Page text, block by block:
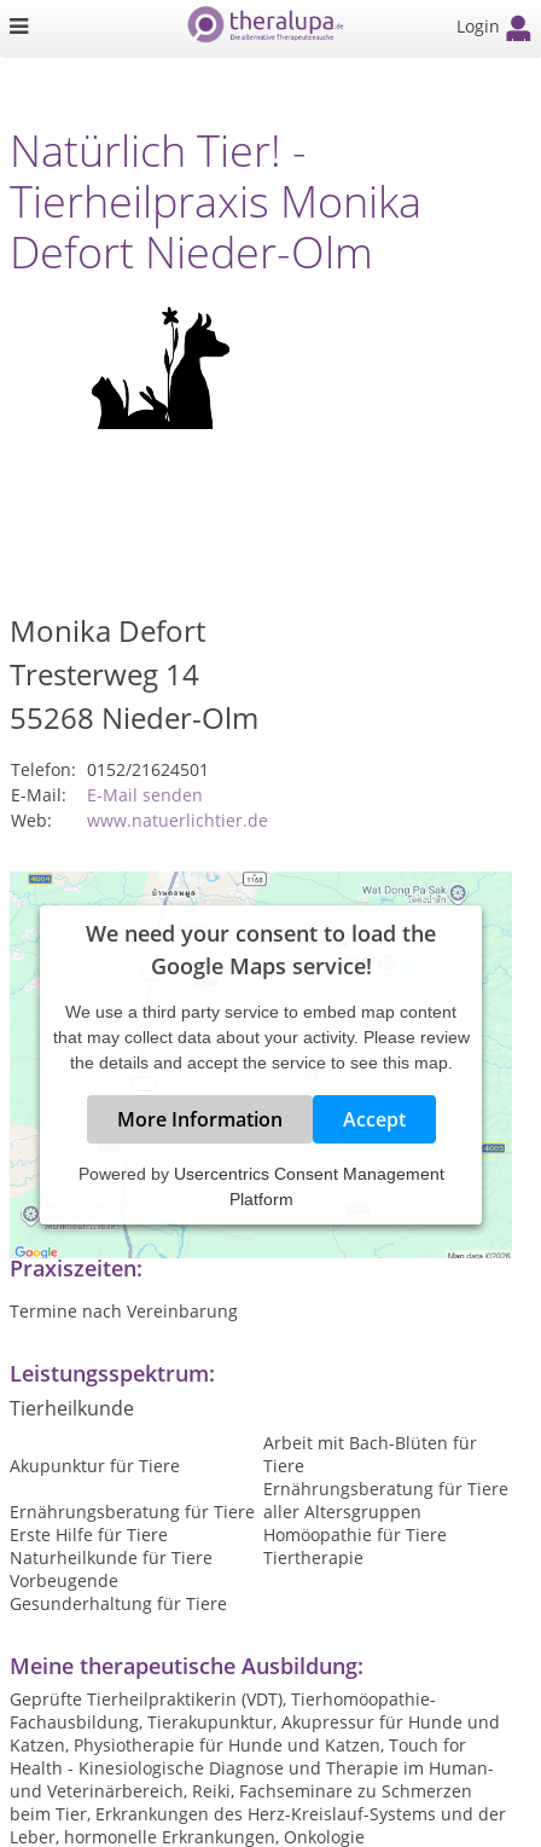
Login
Natürlich Tier! -
Tierheilpraxis Monika
Defort Nieder-Olm
Monika Defort
Tresterweg 14
55268 Nieder-Olm
Telefon: 0152/21624501
E-Mail:
E-Mail senden
Web:
www.natuerlichtier.de
We need your consent to load the
Google Maps service!
We use a third party service to embed map content
that may collect data about your activity. Please review
the details and accept the service to see this map.
More Information Accept
Powered by Usercentrics Consent Management
Platform
Mobile Tierheilpraxis für Hunde, Katzen und Kleintiere
Praxiszeiten:
Termine nach Vereinbarung
Leistungsspektrum:
Tierheilkunde
Akupunktur für Tiere
Arbeit mit Bach-Blüten für
Tiere
Ernährungsberatung für Tiere
Ernährungsberatung für Tiere
aller Altersgruppen
Erste Hilfe für Tiere
Homöopathie für Tiere
Naturheilkunde für Tiere
Tiertherapie
Vorbeugende
Gesunderhaltung für Tiere
Meine therapeutische Ausbildung:
Geprüfte Tierheilpraktikerin (VDT), Tierhomöopathie-
Fachausbildung, Tierakupunktur, Akupressur für Hunde und
Katzen, Physiotherapie für Hunde und Katzen, Touch for
Health - Kinesiologische Diagnose und Therapie im Human-
und Veterinärbereich, Reiki, Fachseminare zu Schmerzen
beim Tier, Erkrankungen des Herz-Kreislauf-Systems und der
Leber, hormonelle Erkrankungen, Onkologie